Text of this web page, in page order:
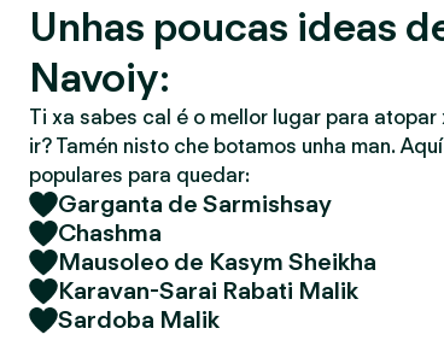
Unhas poucas ideas
Navoiy:
Ti xa sabes cal é o mellor lugar para
ir? Tamén nisto che botamos unha man.
populares para quedar:
Garganta de Sarmishsay
Chashma
Mausoleo de Kasym Sheikha
Karavan-Sarai Rabati Malik
Sardoba Malik